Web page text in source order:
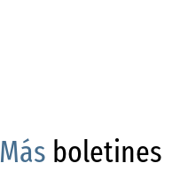
Más boletines